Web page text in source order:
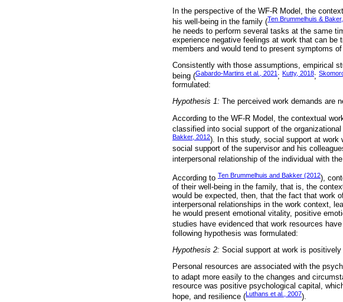
In the perspective of the WF-R Model, the
his well-being in the family (Ten Brummelhuis &
he needs to perform several tasks at the same
experience negative feelings at work that can
members and would tend to present symptoms
Consistently with those assumptions, empirical
being (Gabardo-Martins et al., 2021 ; Kutty, 2018;
formulated:
Hypothesis 1: The perceived work demands are
According to the WF-R Model, the contextual
classified into social support of the
Bakker, 2012). In this study, social support at work
social support of the supervisor and his
interpersonal relationship of the individual with
According to Ten Brummelhuis and Bakker (2012),
of their well-being in the family, that is, the
would be expected, then, that the fact that work
interpersonal relationships in the work context,
he would present emotional vitality, positive
studies have evidenced that work resources
following hypothesis was formulated:
Hypothesis 2: Social support at work is
Personal resources are associated with the
to adapt more easily to the changes and
resource was positive psychological capital,
hope, and resilience (Luthans et al., 2007).